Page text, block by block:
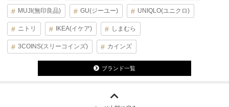
MUJI(無印良品) GU(ジーユー) UNIQLO(ユニクロ)
ニトリ IKEA(イケア) しまむら
3COINS(スリーコインズ) カインズ
ブランド一覧